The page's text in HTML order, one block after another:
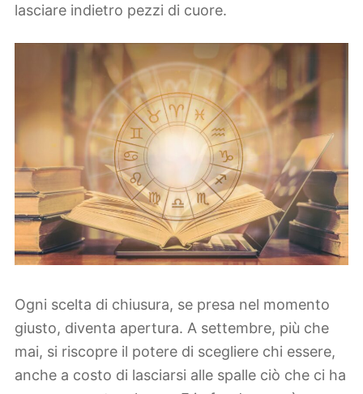
lasciare indietro pezzi di cuore.
Ogni scelta di chiusura, se presa nel momento
giusto, diventa apertura. A settembre, più che
mai, si riscopre il potere di scegliere chi essere,
anche a costo di lasciarsi alle spalle ciò che ci ha